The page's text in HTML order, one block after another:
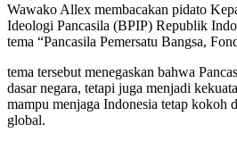
Wawako Allex membacakan pidato
Ideologi Pancasila (BPIP) Republik
tema “Pancasila Pemersatu Bangsa,
tema tersebut menegaskan bahwa
dasar negara, tetapi juga menjadi
mampu menjaga Indonesia tetap kokoh
global.